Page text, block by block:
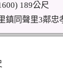
189公尺
鎮同聲里3鄰忠